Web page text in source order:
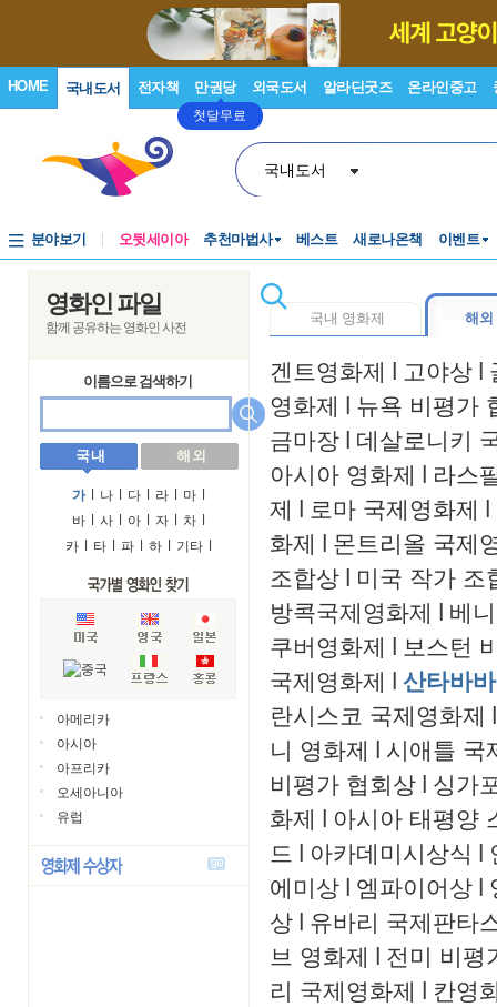
HOME 국내도서 전자책 만권당
첫달무료
외국도서 알라딘굿즈 온라인중고
국내도서
분야보기 오뒷세이아 추천마법사 베스트 새로나온책 이벤트
영화인 파일
함께 공유하는 영화인 사전
이름으로 검색하기
국 내 해 외
가 l 나 l 다 l 라 l 마 l
바 l 사 l 아 l 자 l 차 l
카 l 타 l 파 l 하 l 기타 l
아메리카
아시아
아프리카
오세아니아
유럽
국내 영화제 해
겐트영화제 l 고야상 l
영화제 l 뉴욕 비평가
금마장 l 데살로니키
아시아 영화제 l 라스
제 l 로마 국제영화제 l
화제 l 몬트리올 국제
조합상 l 미국 작가 조
방콕국제영화제 l 베
쿠버영화제 l 보스턴
국제영화제 l 산타바
란시스코 국제영화제 l
니 영화제 l 시애틀 국
비평가 협회상 l 싱가
화제 l 아시아 태평양
드 l 아카데미시상식 l
에미상 l 엠파이어상 l
상 l 유바리 국제판타
브 영화제 l 전미 비평
리 국제영화제 l 칸영